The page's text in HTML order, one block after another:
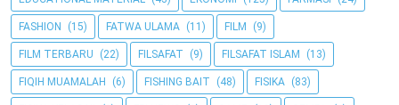
FASHION (15) FATWA ULAMA (11) FILM (9)
FILM TERBARU (22) FILSAFAT (9) FILSAFAT ISLAM (13)
FIQIH MUAMALAH (6) FISHING BAIT (48) FISIKA (83)